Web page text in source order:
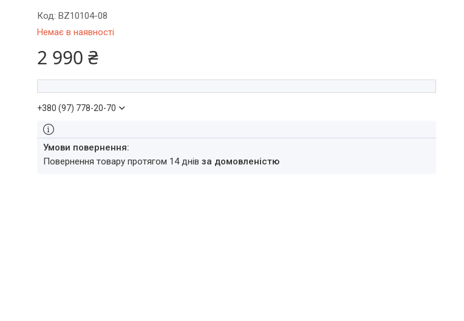
Немає в наявності
Код:BZ10104-08
2 990 ₴
+380 (97) 778-20-70
повернення товару протягом 14 днівза домовленістю